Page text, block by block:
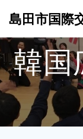
島田市国際
韓国